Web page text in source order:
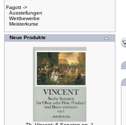
Fagott ->
Ausstellungen
Wettbewerbe
Meisterkurse
Neue Produkte